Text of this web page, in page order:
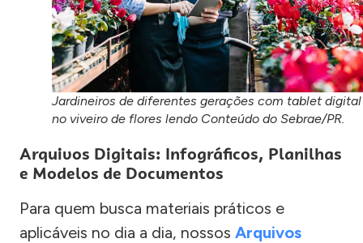
Jardineiros de diferentes gerações com tablet digital
no viveiro de flores lendo Conteúdo do Sebrae/PR.
Arquivos Digitais: Infográficos, Planilhas
e Modelos de Documentos
Para quem busca materiais práticos e
aplicáveis no dia a dia, nossos Arquivos